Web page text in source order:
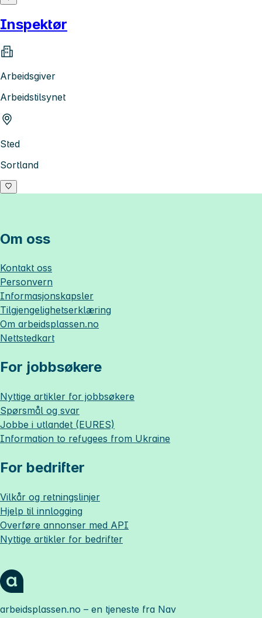
Inspektør
Arbeidsgiver
Arbeidstilsynet
Sted
Sortland
Om oss
Kontakt oss
Personvern
Informasjonskapsler
Tilgjengelighetserklæring
Om arbeidsplassen.no
Nettstedkart
For jobbsøkere
Nyttige artikler for jobbsøkere
Spørsmål og svar
Jobbe i utlandet (EURES)
Information to refugees from Ukraine
For bedrifter
Vilkår og retningslinjer
Hjelp til innlogging
Overføre annonser med API
Nyttige artikler for bedrifter
arbeidsplassen.no – en tjeneste fra Nav